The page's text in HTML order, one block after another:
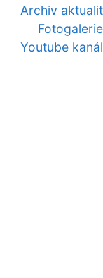
Archiv aktualit
Fotogalerie
Youtube kanál